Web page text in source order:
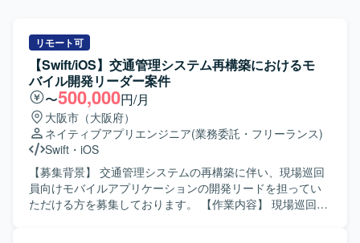
リモート可
【Swift/iOS】交通管理システム再構築におけるモ
バイル開発リーダー案件
〜500,000円/月
大阪市（大阪府）
ネイティブアプリエンジニア(業務委託・フリーランス)
Swift ・ iOS
【募集背景】 交通管理システムの再構築に伴い、現場巡回
員向けモバイルアプリケーションの開発リードを担ってい
ただける方を募集しております。 【作業内容】 現場巡回員